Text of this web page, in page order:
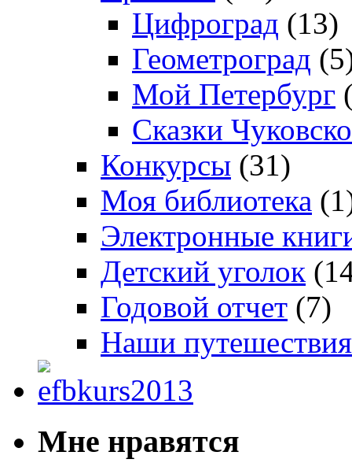
Цифроград (13)
Геометроград
Мой Петербург
Сказки
Конкурсы (31)
Моя библиотека
Электронные
Детский уголок
Годовой отчет (7)
Наши путешествия
Мне нравятся